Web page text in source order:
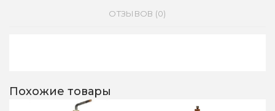
ОТЗЫВОВ (0)
Похожие товары